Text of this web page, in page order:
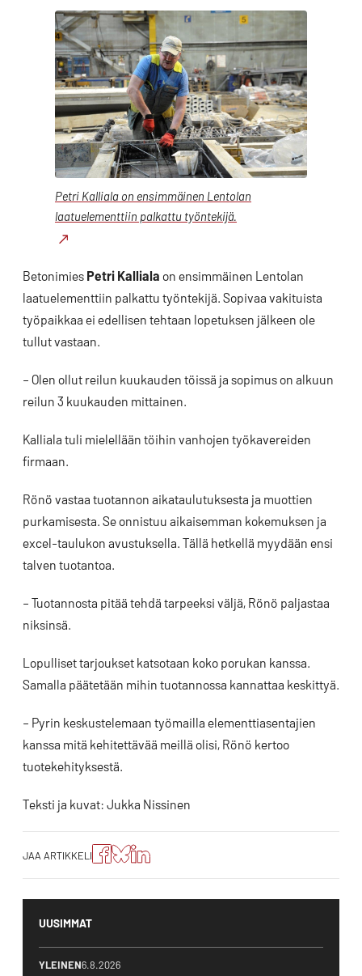
Petri Kalliala on ensimmäinen Lentolan
laatuelementtiin palkattu työntekijä.
Betonimies Petri Kalliala on ensimmäinen Lentolan
laatuelementtiin palkattu työntekijä. Sopivaa vakituista
työpaikkaa ei edellisen tehtaan lopetuksen jälkeen ole
tullut vastaan.
– Olen ollut reilun kuukauden töissä ja sopimus on alkuun
reilun 3 kuukauden mittainen.
Kalliala tuli mielellään töihin vanhojen työkavereiden
firmaan.
Rönö vastaa tuotannon aikataulutuksesta ja muottien
purkamisesta. Se onnistuu aikaisemman kokemuksen ja
excel-taulukon avustuksella. Tällä hetkellä myydään ensi
talven tuotantoa.
– Tuotannosta pitää tehdä tarpeeksi väljä, Rönö paljastaa
niksinsä.
Lopulliset tarjoukset katsotaan koko porukan kanssa.
Samalla päätetään mihin tuotannossa kannattaa keskittyä.
– Pyrin keskustelemaan työmailla elementtiasentajien
kanssa mitä kehitettävää meillä olisi, Rönö kertoo
tuotekehityksestä.
Teksti ja kuvat: Jukka Nissinen
JAA ARTIKKELI
Jaa
artikkeli
Facebookissa
Jaa
artikkeli
Blueskyssa
Jako:
Jaa
artikkeli
LinkedIn:ssä
UUSIMMAT
YLEINEN6.8.2026